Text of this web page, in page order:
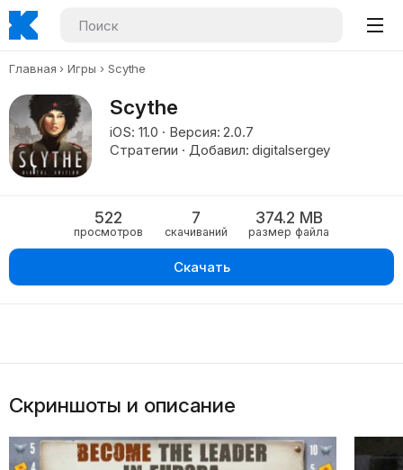
Главная Игры Scythe
Scythe
iOS: 11.0 · Версия: 2.0.7
Стратегии · Добавил: digitalsergey
522
просмотров
7
скачиваний
374.2 MB
размер файла
Скачать
Скриншоты и описание